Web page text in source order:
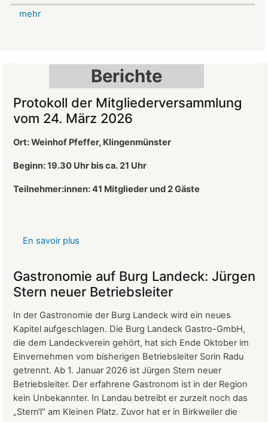
Landeck
mehr
Berichte
Protokoll der Mitgliederversammlung
vom 24. März 2026
Ort: Weinhof Pfeffer, Klingenmünster
Beginn: 19.30 Uhr bis ca. 21 Uhr
Teilnehmer:innen: 41 Mitglieder und 2 Gäste
En savoir plus
Mitgliederversammlung
vom
24.
März
2026
Gastronomie auf Burg Landeck: Jürgen
Stern neuer Betriebsleiter
In der Gastronomie der Burg Landeck wird ein neues
Kapitel aufgeschlagen. Die Burg Landeck Gastro-GmbH,
die dem Landeckverein gehört, hat sich Ende Oktober im
Einvernehmen vom bisherigen Betriebsleiter Sorin Radu
getrennt. Ab 1. Januar 2026 ist Jürgen Stern neuer
Betriebsleiter. Der erfahrene Gastronom ist in der Region
kein Unbekannter. In Landau betreibt er zurzeit noch das
„Stern‘l“ am Kleinen Platz. Zuvor hat er in Birkweiler die